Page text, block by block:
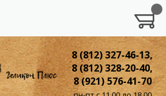
8 (812) 327-46-13,
8 (812) 328-20-40,
8 (921) 576-41-70